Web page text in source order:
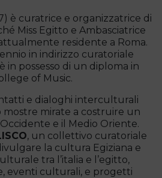
è curatrice e organizzatrice di
Miss Egitto e Ambasciatrice
residente a Roma.
in indirizzo curatoriale
in possesso di un diploma in
of Music.
e dialoghi interculturali
mostre mirate a costruire un
e il Medio Oriente.
, un collettivo curatoriale
la cultura Egiziana e
tra l’italia e l’egitto,
eventi culturali, e progetti